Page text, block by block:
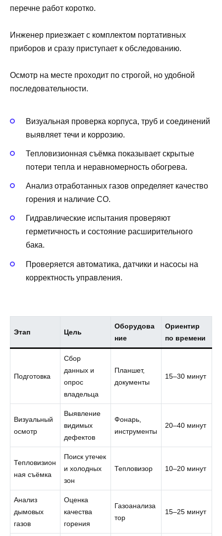
перечне работ коротко.
Инженер приезжает с комплектом портативных
приборов и сразу приступает к обследованию.
Осмотр на месте проходит по строгой, но удобной
последовательности.
Визуальная проверка корпуса, труб и соединений
выявляет течи и коррозию.
Тепловизионная съёмка показывает скрытые
потери тепла и неравномерность обогрева.
Анализ отработанных газов определяет качество
горения и наличие CO.
Гидравлические испытания проверяют
герметичность и состояние расширительного
бака.
Проверяется автоматика, датчики и насосы на
корректность управления.
Этап Цель
Оборудова
ние
Ориентир
по времени
Подготовка
Сбор
данных и
опрос
владельца
Планшет,
документы
15–30 минут
Визуальный
осмотр
Выявление
видимых
дефектов
Фонарь,
инструменты
20–40 минут
Тепловизион
ная съёмка
Поиск утечек
и холодных
зон
Тепловизор 10–20 минут
Анализ
дымовых
газов
Оценка
качества
горения
Газоанализа
тор
15–25 минут